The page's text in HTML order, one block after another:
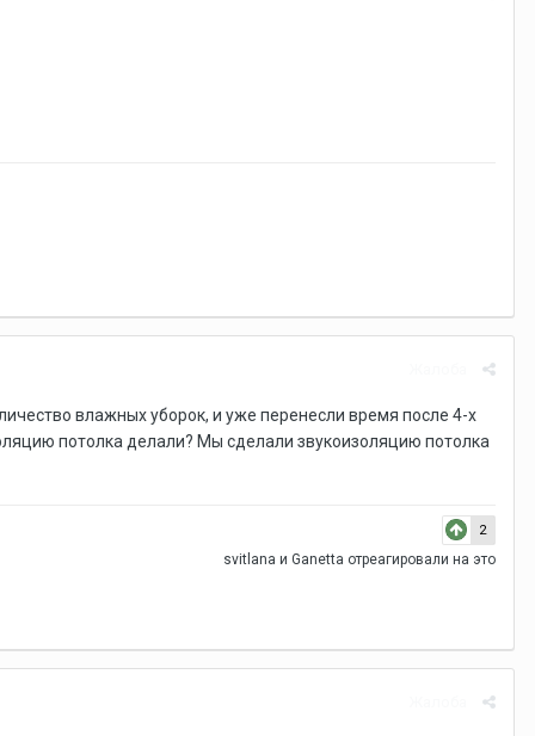
влажных уборок, и уже перенесли время после 4-х
потолка делали? Мы сделали звукоизоляцию потолка
2
svitlana и Ganetta отреагировали на это